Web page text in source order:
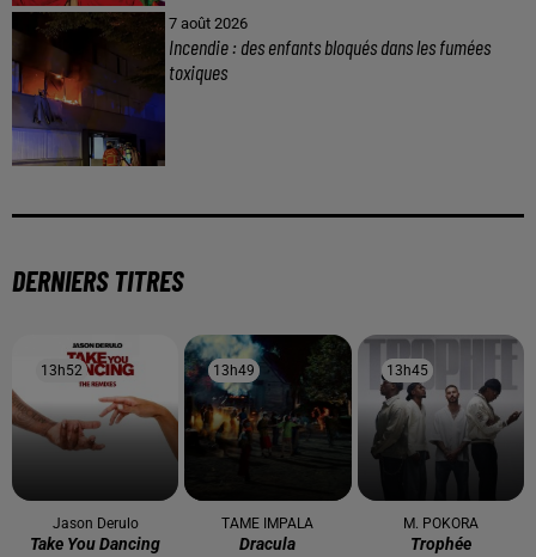
7 août 2026
Incendie : des enfants bloqués dans les fumées
toxiques
DERNIERS TITRES
13h52
13h52
Jason Derulo
Take You Dancing
13h49
13h49
TAME IMPALA
Dracula
13h45
13h45
M. POKORA
Trophée